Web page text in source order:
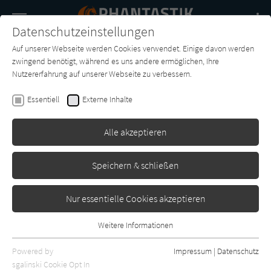
SUCHE
Buch-
Entdecker
Forum Charts
Will Self
Cock und Bull
Erschienen: Januar 1994 0
Datenschutzeinstellungen
Auf unserer Webseite werden Cookies verwendet. Einige davon werden
zwingend benötigt, während es uns andere ermöglichen, Ihre
Nutzererfahrung auf unserer Webseite zu verbessern.
Essentiell Externe Inhalte
Alle akzeptieren
Speichern & schließen
Nur essentielle Cookies akzeptieren
Essentielle Cookies werden für grundlegende Funktionen der
Webseite benötigt. Dadurch ist gewährleistet, dass die Webseite
Weitere Informationen
Powered by
sgalinski Cookie Opt In
Impressum | Datenschutz